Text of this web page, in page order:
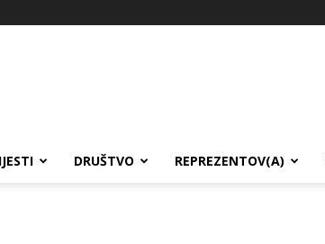
DRUŠTVO REPREZENTOV(A)